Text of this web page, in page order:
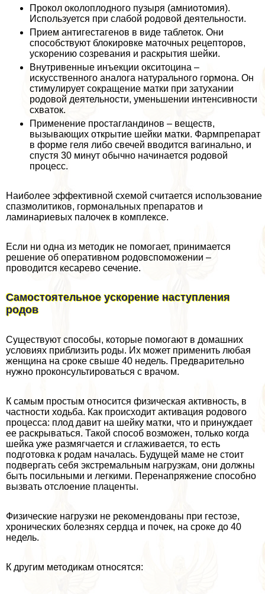
Прокол околоплодного пузыря (амниотомия).
Используется при слабой родовой деятельности.
Прием антигестагенов в виде таблеток. Они
способствуют блокировке маточных рецепторов,
ускорению созревания и раскрытия шейки.
Внутривенные инъекции окситоцина –
искусственного аналога натурального гормона. Он
стимулирует сокращение матки при затухании
родовой деятельности, уменьшении интенсивности
схваток.
Применение простагландинов – веществ,
вызывающих открытие шейки матки. Фармпрепарат
в форме геля либо свечей вводится вaгинально, и
спустя 30 минут обычно начинается родовой
процесс.
Наиболее эффективной схемой считается использование
спазмолитиков, гормональных препаратов и
ламинариевых палочек в комплексе.
Если ни одна из методик не помогает, принимается
решение об оперативном родовспоможении –
проводится кесарево сечение.
Самостоятельное ускорение наступления
родов
Существуют способы, которые помогают в домашних
условиях приблизить роды. Их может применить любая
женщина на сроке свыше 40 недель. Предварительно
нужно проконсультироваться с врачом.
К самым простым относится физическая активность, в
частности ходьба. Как происходит активация родового
процесса: плод давит на шейку матки, что и принуждает
ее раскрываться. Такой способ возможен, только когда
шейка уже размягчается и сглаживается, то есть
подготовка к родам началась. Будущей маме не стоит
подвергать себя экстремальным нагрузкам, они должны
быть посильными и легкими. Перенапряжение способно
вызвать отслоение плаценты.
Физические нагрузки не рекомендованы при гестозе,
хронических болезнях сердца и почек, на сроке до 40
недель.
К другим методикам относятся: